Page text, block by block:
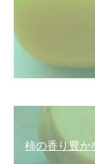
柿の香り豊か